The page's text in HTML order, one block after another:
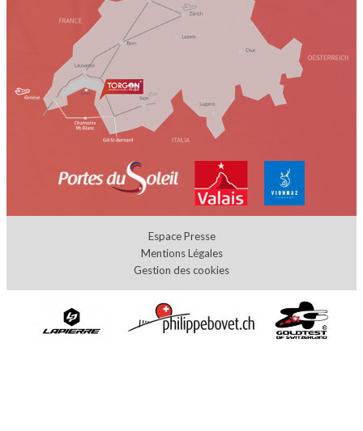
Espace Presse
Mentions Légales
Gestion des cookies